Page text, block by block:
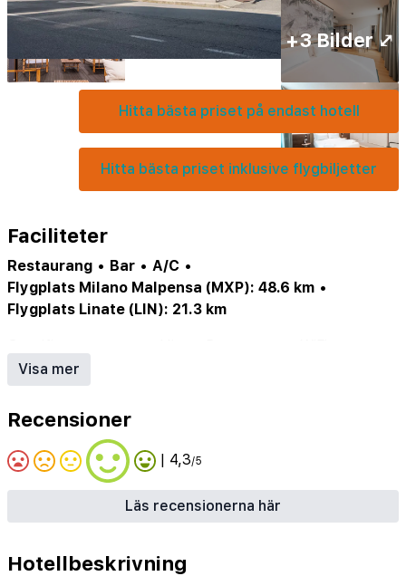
Hitta bästa priset på endast hotell
Hitta bästa priset inklusive flygbiljetter
+3 Bilder ⤢
Faciliteter
Restaurang • Bar • A/C •
Flygplats Milano Malpensa (MXP): 48.6 km •
Flygplats Linate (LIN): 21.3 km
Parkering•
Visa mer
Recensioner
| 4,3/5
Läs recensionerna här
Hotellbeskrivning